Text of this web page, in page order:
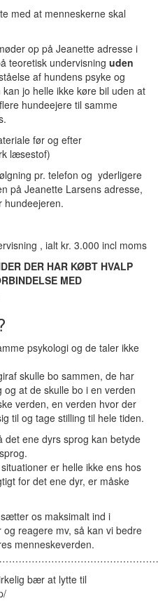
med at menneskerne skal
op på Jeanette adresse i
teoretisk undervisning uden
af hundens psyke og
jo helle ikke køre bil uden at
hundeejere til samme
før og efter
læsestof)
pr. telefon og yderligere
på Jeanette Larsens adresse,
hundeejeren.
, ialt kr. 3.000 incl moms
DER HAR KØBT HVALP
MED
psykologi og de taler ikke
skulle bo sammen, de har
at de skulle bo i en verden
verden, en verden hvor der
til og tage stilling til hele tiden.
det ene dyrs sprog kan betyde
er helle ikke ens hos
for det ene dyr, er måske
os maksimalt ind i
reagere mv, så kan vi bedre
menneskeverden.
bær at lytte til